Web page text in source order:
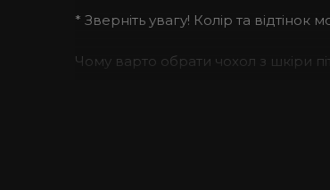
* Зверніть увагу! Колір та відтінок
Чому варто обрати чохол з шкіри
Натуральна зміїна шкіра –
власника. Ексклюзивний чохол